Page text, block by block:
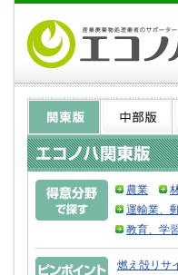
農業
運輸業、
教育、学
燃え殻リサ